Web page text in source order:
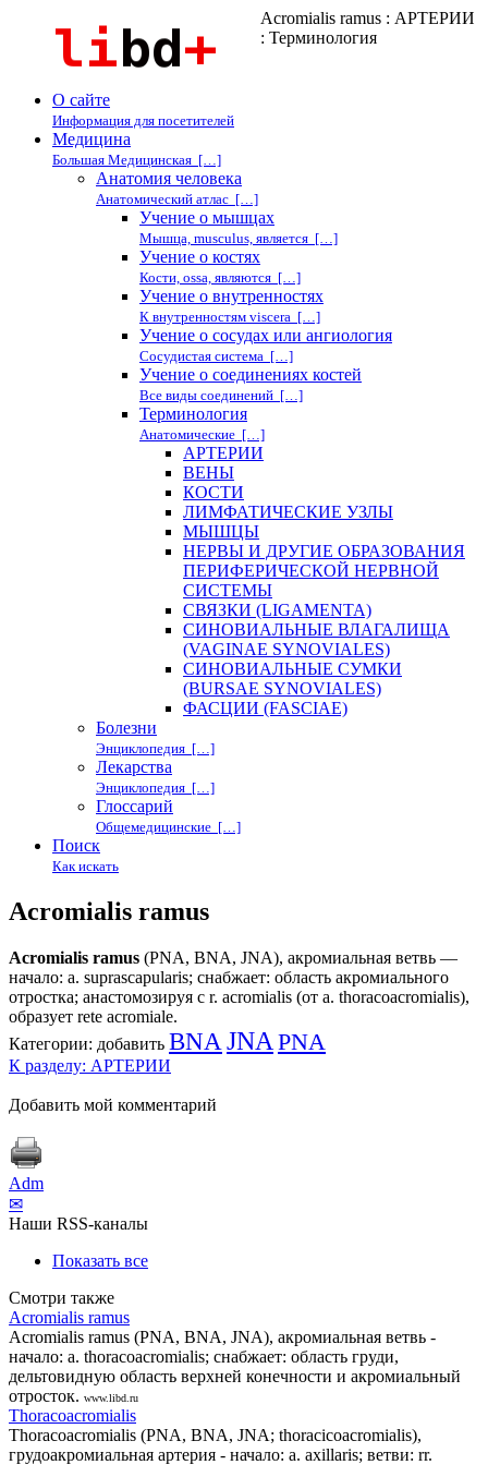
Acromialis ramus : АРТЕРИИ
: Терминология
О сайте
Информация для посетителей
Медицина
Большая Медицинская […]
Анатомия человека
Анатомический атлас […]
Учение о мышцах
Мышца, musculus, является […]
Учение о костях
Кости, ossa, являются […]
Учение о внутренностях
К внутренностям viscera […]
Учение о сосудах или ангиология
Сосудистая система […]
Учение о соединениях костей
Все виды соединений […]
Терминология
Анатомические […]
АРТЕРИИ
ВЕНЫ
КОСТИ
ЛИМФАТИЧЕСКИЕ УЗЛЫ
МЫШЦЫ
НЕРВЫ И ДРУГИЕ ОБРАЗОВАНИЯ
ПЕРИФЕРИЧЕСКОЙ НЕРВНОЙ
СИСТЕМЫ
СВЯЗКИ (LIGAMENTA)
СИНОВИАЛЬНЫЕ ВЛАГАЛИЩА
(VAGINAE SYNOVIALES)
СИНОВИАЛЬНЫЕ СУМКИ
(BURSAE SYNOVIALES)
ФАСЦИИ (FASCIAE)
Болезни
Энциклопедия […]
Лекарства
Энциклопедия […]
Глоссарий
Общемедицинские […]
Поиск
Как искать
Acromialis ramus
Acromialis ramus (PNA, BNA, JNA), акромиальная ветвь —
начало: a. suprascapularis; снабжает: область акромиального
отростка; анастомозируя с r. acromialis (от a. thoracoacromialis),
образует rete acromiale.
Категории: добавить BNA JNA PNA
К разделу: АРТЕРИИ
Добавить мой комментарий
Adm
✉
Наши RSS-каналы
Показать все
Смотри также
Acromialis ramus
Acromialis ramus (PNA, BNA, JNA), акромиальная ветвь -
начало: a. thoracoacromialis; снабжает: область груди,
дельтовидную область верхней конечности и акромиальный
отросток. www.libd.ru
Thoracoacromialis
Thoracoacromialis (PNA, BNA, JNA; thoracicoacromialis),
грудоакромиальная артерия - начало: а. axillaris; ветви: rr.